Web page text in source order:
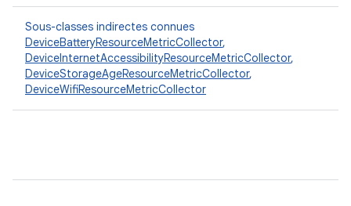
Sous-classes indirectes connues
DeviceBatteryResourceMetricCollector,
DeviceInternetAccessibilityResourceMetricCollector,
DeviceStorageAgeResourceMetricCollector,
DeviceWifiResourceMetricCollector